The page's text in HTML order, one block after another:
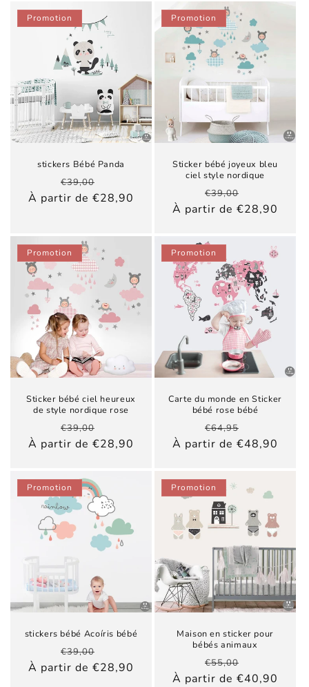
Promotion
stickers Bébé Panda
Prix
habituel
€39,00
promotionnel
À partir de €28,90
Promotion
Sticker bébé joyeux bleu
ciel style nordique
Prix
habituel
€39,00
À partir de €28,90
Promotion
Sticker bébé ciel heureux
de style nordique rose
Prix
habituel
€39,00
promotionnel
À partir de €28,90
Promotion
Carte du monde en Sticker
bébé rose bébé
Prix
habituel
€64,95
À partir de €48,90
Promotion
stickers bébé Acoíris bébé
Prix
habituel
€39,00
promotionnel
À partir de €28,90
Promotion
Maison en sticker pour
bébés animaux
Prix
habituel
€55,00
À partir de €40,90